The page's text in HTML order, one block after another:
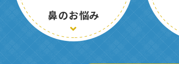
鼻のお悩み